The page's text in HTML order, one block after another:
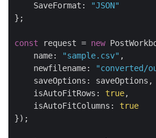
SaveFormat :
"JSON"
};
const request = new
name: "sample.csv" ,
newfilename: "converted/
saveOptions : saveOptions,
isAutoFitRows : true,
isAutoFitColumns : true
});